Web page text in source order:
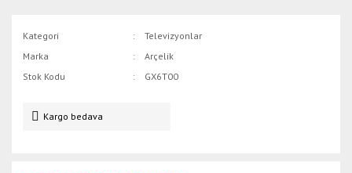
Kategori
Televizyonlar
Marka
Arçelik
Stok Kodu
GX6T00
Kargo bedava